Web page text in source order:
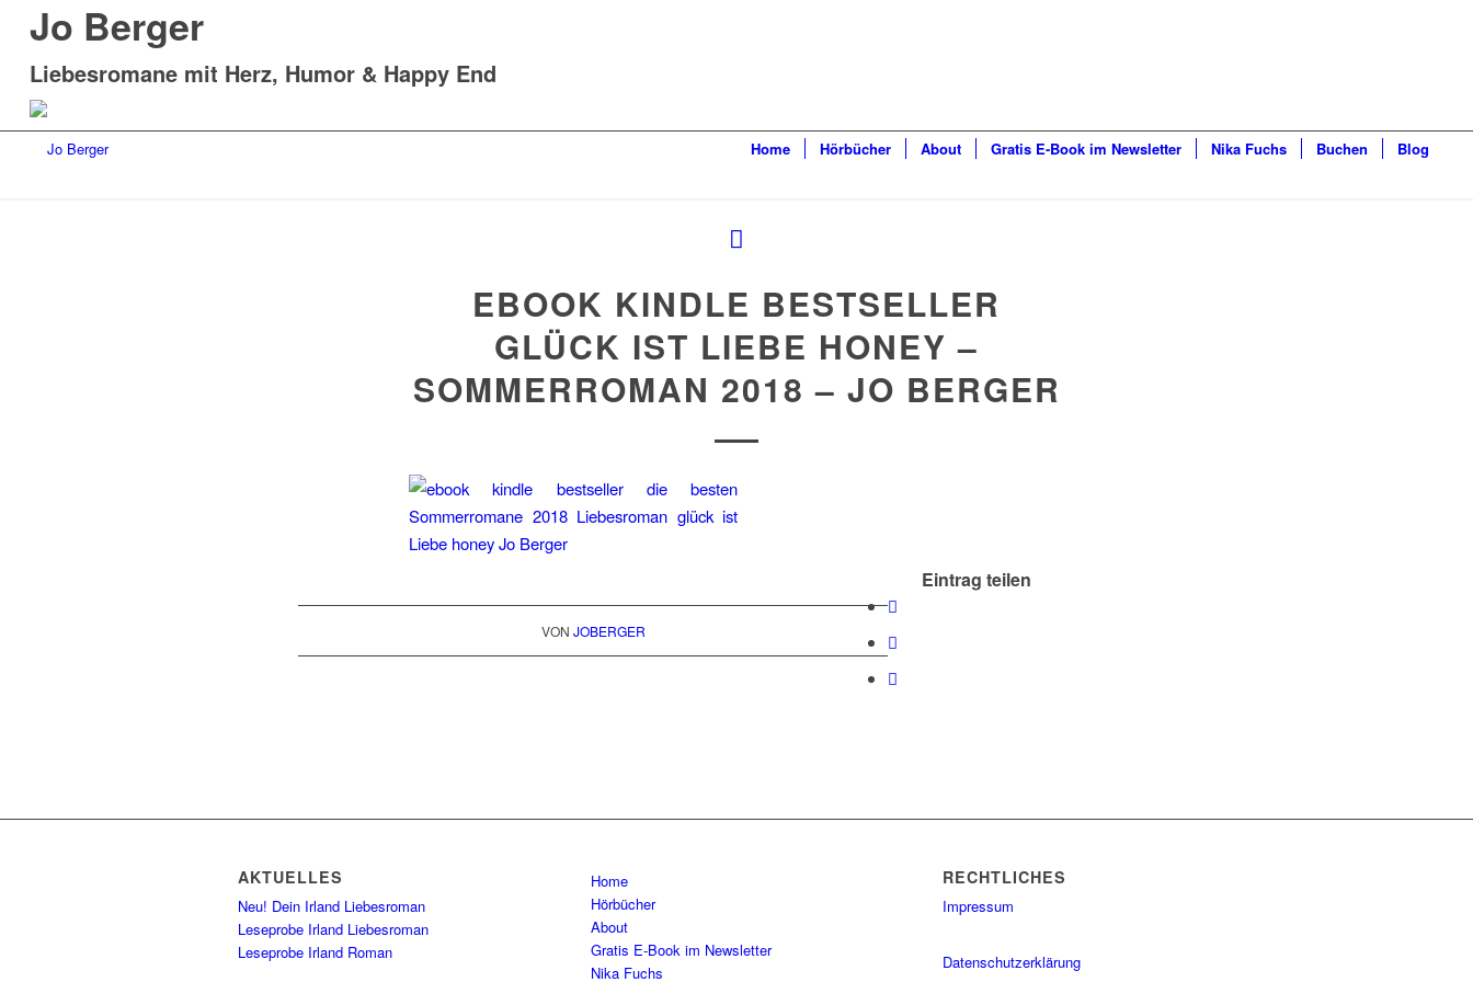
Jo Berger
Liebesromane mit Herz, Humor & Happy End
Home Hörbücher About Gratis E-Book im Newsletter Nika Fuchs Buchen Blog
EBOOK KINDLE BESTSELLER
GLÜCK IST LIEBE HONEY –
SOMMERROMAN 2018 – JO BERGER
VON JOBERGER
Eintrag teilen
AKTUELLES
Neu! Dein Irland Liebesroman
Leseprobe Irland Liebesroman
Leseprobe Irland Roman
Home
Hörbücher
About
Gratis E-Book im Newsletter
Nika Fuchs
RECHTLICHES
Impressum
Datenschutzerklärung